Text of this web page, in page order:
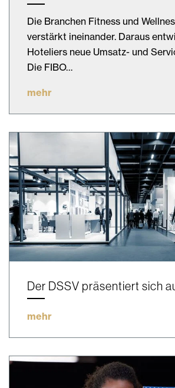
Die Branchen Fitness und
verstärkt ineinander. Daraus
Hoteliers neue Umsatz- und
Die FIBO…
mehr
Der DSSV präsentiert sich
mehr